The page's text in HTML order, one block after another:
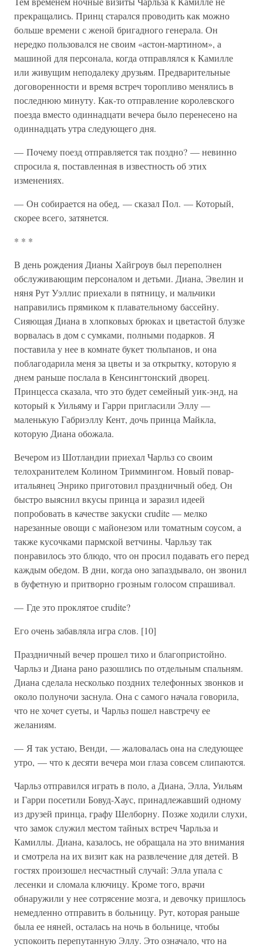
прекращались. Принц старался проводить как можно
больше времени с женой бригадного генерала. Он
нередко пользовался не своим «астон-мартином», а
машиной для персонала, когда отправлялся к Камилле
или живущим неподалеку друзьям. Предварительные
договоренности и время встреч торопливо менялись в
последнюю минуту. Как-то отправление королевского
поезда вместо одиннадцати вечера было перенесено на
одиннадцать утра следующего дня.
— Почему поезд отправляется так поздно? — невинно
спросила я, поставленная в известность об этих
изменениях.
— Он собирается на обед, — сказал Пол. — Который,
скорее всего, затянется.
* * *
В день рождения Дианы Хайгроув был переполнен
обслуживающим персоналом и детьми. Диана, Эвелин и
няня Рут Уэллис приехали в пятницу, и мальчики
направились прямиком к плавательному бассейну.
Сияющая Диана в хлопковых брюках и цветастой блузке
ворвалась в дом с сумками, полными подарков. Я
поставила у нее в комнате букет тюльпанов, и она
поблагодарила меня за цветы и за открытку, которую я
днем раньше послала в Кенсингтонский дворец.
Принцесса сказала, что это будет семейный уик-энд, на
который к Уильяму и Гарри пригласили Эллу —
маленькую Габриэллу Кент, дочь принца Майкла,
которую Диана обожала.
Вечером из Шотландии приехал Чарльз со своим
телохранителем Колином Триммингом. Новый повар-
итальянец Энрико приготовил праздничный обед. Он
быстро выяснил вкусы принца и заразил идеей
попробовать в качестве закуски сrudite — мелко
нарезанные овощи с майонезом или томатным соусом, а
также кусочками пармской ветчины. Чарльзу так
понравилось это блюдо, что он просил подавать его перед
каждым обедом. В дни, когда оно запаздывало, он звонил
в буфетную и притворно грозным голосом спрашивал.
— Где это проклятое сrudite?
Его очень забавляла игра слов. [10]
Праздничный вечер прошел тихо и благопристойно.
Чарльз и Диана рано разошлись по отдельным спальням.
Диана сделала несколько поздних телефонных звонков и
около полуночи заснула. Она с самого начала говорила,
что не хочет суеты, и Чарльз пошел навстречу ее
желаниям.
— Я так устаю, Венди, — жаловалась она на следующее
утро, — что к десяти вечера мои глаза совсем слипаются.
Чарльз отправился играть в поло, а Диана, Элла, Уильям
и Гарри посетили Бовуд-Хаус, принадлежавший одному
из друзей принца, графу Шелборну. Позже ходили слухи,
что замок служил местом тайных встреч Чарльза и
Камиллы. Диана, казалось, не обращала на это внимания
и смотрела на их визит как на развлечение для детей. В
гостях произошел несчастный случай: Элла упала с
лесенки и сломала ключицу. Кроме того, врачи
обнаружили у нее сотрясение мозга, и девочку пришлось
немедленно отправить в больницу. Рут, которая раньше
была ее няней, осталась на ночь в больнице, чтобы
успокоить перепутанную Эллу. Это означало, что на